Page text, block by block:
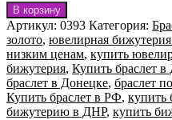
Количество
товара
Браслет
Xuping
0393
В корзину
Артикул: 0393 Категория:
золото, ювелирная
низким ценам, купить
бижутерия, Купить браслет
браслет в Донецке, браслет
Купить браслет в РФ, купить
бижутерию в ДНР, купить